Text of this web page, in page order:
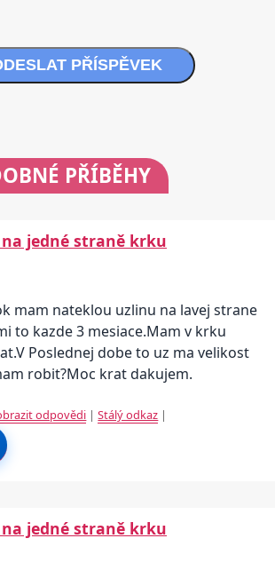
PŘÍSPĚVEK
PŘÍBĚHY
jedné straně krku
mam nateklou uzlinu na lavej strane
to kazde 3 mesiace.Mam v krku
Poslednej dobe to uz ma velikost
robit?Moc krat dakujem.
odpovědi |Stálý odkaz |
jedné straně krku